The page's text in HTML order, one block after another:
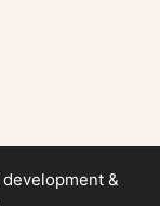
development &